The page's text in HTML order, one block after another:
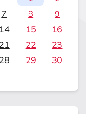
7 8
9
14 15
16
21 22
23
28 29
30